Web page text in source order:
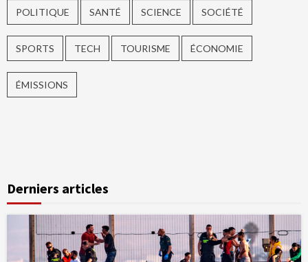
POLITIQUE SANTÉ SCIENCE SOCIÉTÉ
SPORTS TECH TOURISME ÉCONOMIE
ÉMISSIONS
Derniers articles